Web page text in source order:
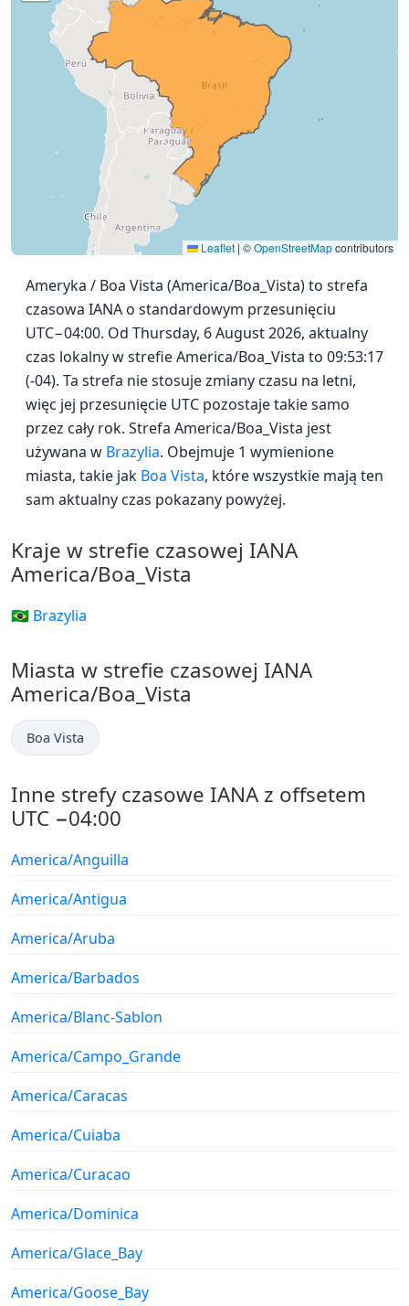
Leaflet | ©OpenStreetMapcontributors
Ameryka / Boa Vista (America/Boa_Vista) to strefa
czasowa IANA o standardowym przesunięciu
UTC−04:00. Od Thursday, 6 August 2026, aktualny
czas lokalny w strefie America/Boa_Vista to 09:53:17
(-04). Ta strefa nie stosuje zmiany czasu na letni,
więc jej przesunięcie UTC pozostaje takie samo
przez cały rok. Strefa America/Boa_Vista jest
używana w Brazylia. Obejmuje 1 wymienione
miasta, takie jak Boa Vista, które wszystkie mają ten
sam aktualny czas pokazany powyżej.
Kraje w strefie czasowej IANA
America/Boa_Vista
🇧🇷 Brazylia
Miasta w strefie czasowej IANA
America/Boa_Vista
Boa Vista
Inne strefy czasowe IANA z offsetem
UTC −04:00
America/Anguilla
America/Antigua
America/Aruba
America/Barbados
America/Blanc-Sablon
America/Campo_Grande
America/Caracas
America/Cuiaba
America/Curacao
America/Dominica
America/Glace_Bay
America/Goose_Bay